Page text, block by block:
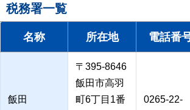
税務署一覧
名称 所在地 電話番
飯田
〒395-8646
飯田市高羽
町6丁目1番
0265-22-